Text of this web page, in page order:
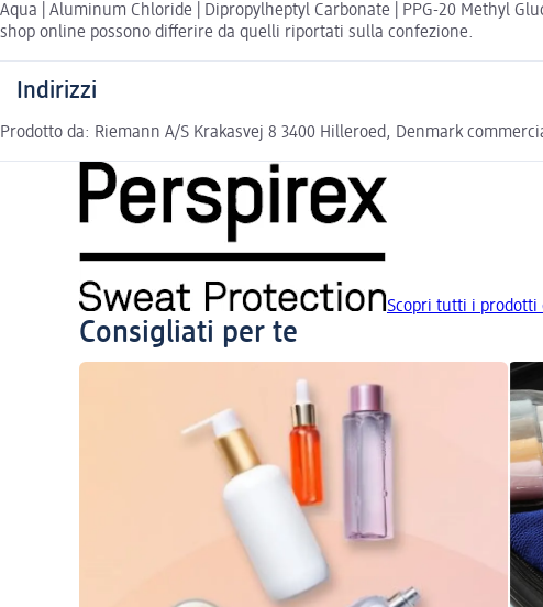
Aqua | Aluminum Chloride | Dipropylheptyl Carbonate | PPG-20 Methyl
shop online possono differire da quelli riportati sulla confezione.
Indirizzi
Prodotto da: Riemann A/S Krakasvej 8 3400 Hilleroed, Denmark
Scopri tutti i prodotti
Consigliati per te